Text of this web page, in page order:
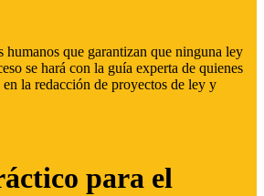
humanos que garantizan que ninguna ley
se hará con la guía experta de quienes
la redacción de proyectos de ley y
para el